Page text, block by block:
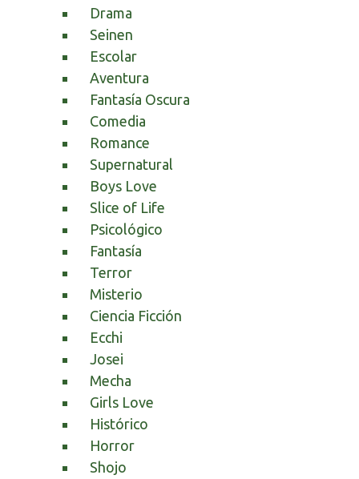
Drama
Seinen
Escolar
Aventura
Fantasía Oscura
Comedia
Romance
Supernatural
Boys Love
Slice of Life
Psicológico
Fantasía
Terror
Misterio
Ciencia Ficción
Ecchi
Josei
Mecha
Girls Love
Histórico
Horror
Shojo